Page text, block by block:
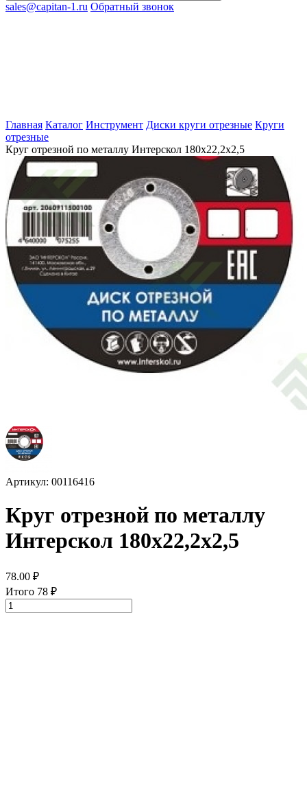
sales@capitan-1.ru Обратный звонок
Главная Каталог Инструмент Диски круги отрезные Круги
отрезные
Круг отрезной по металлу Интерскол 180х22,2х2,5
Артикул: 00116416
Круг отрезной по металлу
Интерскол 180х22,2х2,5
78.00 ₽
Итого 78 ₽